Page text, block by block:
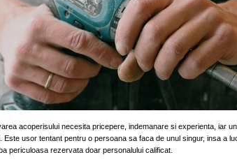
acoperisului necesita pricepere, indemanare si experienta, iar
Este usor tentant pentru o persoana sa faca de unul singur, insa a
periculoasa rezervata doar personalului calificat.